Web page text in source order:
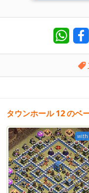
タウンホール 12 のベ
with